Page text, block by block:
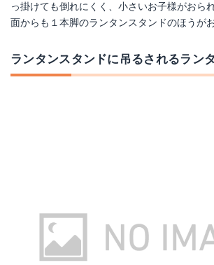
ロゴス シス
っ掛けても倒れにくく、小さいお子様がおら
面からも１本脚のランタンスタンドのほうが
ランタンスタンドに吊るされるラン